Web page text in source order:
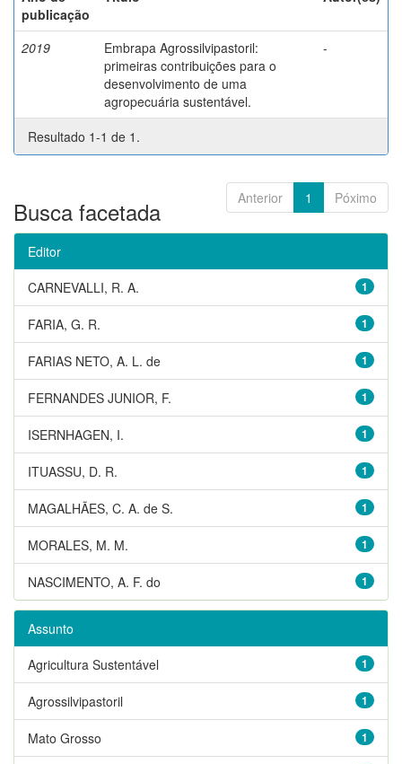
publicação
2019
Embrapa Agrossilvipastoril:
primeiras contribuições para o
desenvolvimento de uma
agropecuária sustentável.
-
Resultado 1-1 de 1.
Anterior 1 Póximo
Busca facetada
Editor
1
CARNEVALLI, R. A.
1
FARIA, G. R.
1
FARIAS NETO, A. L. de
1
FERNANDES JUNIOR, F.
1
ISERNHAGEN, I.
1
ITUASSU, D. R.
1
MAGALHÃES, C. A. de S.
1
MORALES, M. M.
1
NASCIMENTO, A. F. do
Assunto
1
Agricultura Sustentável
1
Agrossilvipastoril
1
Mato Grosso